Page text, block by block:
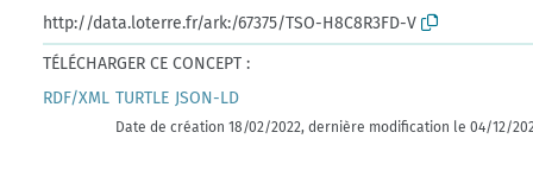
http://data.loterre.fr/ark:/67375/TSO-H8C8R3FD-V
TÉLÉCHARGER CE CONCEPT :
RDF/XML TURTLE JSON-LD
Date de création 18/02/2022, dernière modification le 04/12/